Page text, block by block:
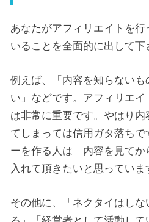
あなたがアフィリエイトを
いることを全面的に出して下
例えば、「内容を知らない
い」などです。アフィリエ
は非常に重要です。やはり
てしまっては信用ガタ落ち
ーを作る人は「内容を見て
入れて頂きたいと思っていま
その他に、「ネクタイはし